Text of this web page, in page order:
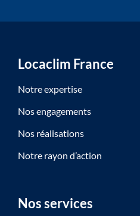
Locaclim France
Notre expertise
Nos engagements
Nos réalisations
Notre rayon d’action
Nos services